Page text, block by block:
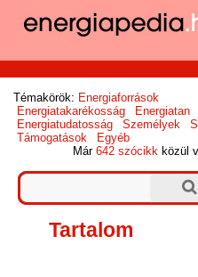
Témakörök: Energiaforrások
Energiatakarékosság
Energiatan
Energiatudatosság
Személyek
Támogatások
Egyéb
Már642 szócikk közül
Tartalom